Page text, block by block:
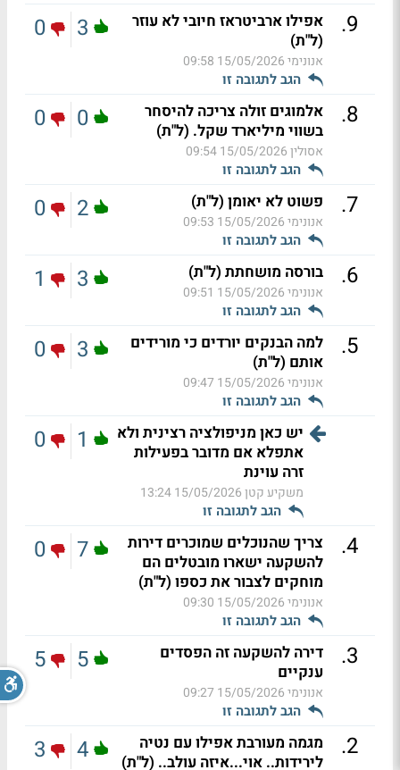
9
.
אפילו ארביטראז חיובי לא עוזר
(ל"ת)
אנונימי15/05/2026 09:58
הגב לתגובה זו
3
0
8
.
אלמוגים זולה צריכה להיסחר
בשווי מיליארד שקל. (ל"ת)
אסולין15/05/2026 09:54
הגב לתגובה זו
0
0
7
. פשוט לא יאומן (ל"ת)
אנונימי15/05/2026 09:53
הגב לתגובה זו
2
0
6
. בורסה מושחתת (ל"ת)
אנונימי15/05/2026 09:51
הגב לתגובה זו
3
1
5
.
למה הבנקים יורדים כי מורידים
אותם (ל"ת)
אנונימי15/05/2026 09:47
הגב לתגובה זו
3
0
יש כאן מניפולציה רצינית ולא
אתפלא אם מדובר בפעילות
זרה עוינת
משקיע קטן15/05/2026 13:24
הגב לתגובה זו
1
0
4
.
צריך שהנוכלים שמוכרים דירות
להשקעה ישארו מובטלים הם
מוחקים לצבור את כספו (ל"ת)
אנונימי15/05/2026 09:30
הגב לתגובה זו
7
0
3
.
דירה להשקעה זה הפסדים
ענקיים
אנונימי15/05/2026 09:27
הגב לתגובה זו
5
5
2
.
מגמה מעורבת אפילו עם נטיה
לירידות.. אוי...איזה עולב.. (ל"ת)
4
3